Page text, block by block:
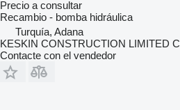
Precio a consultar
Recambio - bomba hidráulica
Turquía, Adana
KESKIN CONSTRUCTION LIMITED
Contacte con el vendedor